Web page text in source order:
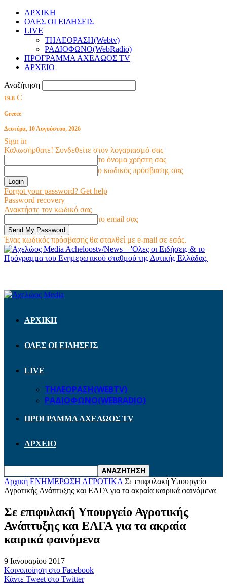
ΑΡΧΙΚΗ
ΟΛΕΣ ΟΙ ΕΙΔΗΣΕΙΣ
LIVE
ΤΗΛΕΟΡΑΣΗ(Webtv)
ΡΑΔΙΟΦΩΝΟ(WebRadio)
ΠΡΟΓΡΑΜΜΑ ΑΧΕΛΩΟΣ TV
ΑΡΧΕΙΟ
Αναζήτηση
19.8 C
Greece
Δευτέρα, 10 Αυγούστου, 2026
Sign in
Καλωσήρθατε! Συνδεθείτε στον λογαριασμό σας
το όνομα χρήστη σας
ο κωδικός πρόσβασης σας
Forgot your password? Get help
Password recovery
Ανακτήστε τον κωδικό σας
το email σας
Ένας κωδικός πρόσβασης θα σταλθεί με e-mail σε εσάς.
Acheloostv/News – 'Ολες οι Ειδήσεις & το
Πρόγραμμα του Ενημερωτικού σταθμού της Δυτικής Ελλάδας.
ΑΡΧΙΚΗ
ΟΛΕΣ ΟΙ ΕΙΔΗΣΕΙΣ
LIVE
ΤΗΛΕΟΡΑΣΗ(WEBTV)
ΡΑΔΙΟΦΩΝΟ(WEBRADIO)
ΠΡΟΓΡΑΜΜΑ ΑΧΕΛΩΟΣ TV
ΑΡΧΕΙΟ
Αρχική ΕΝΗΜΕΡΩΣΗ ΑΓΡΟΤΙΚΑ Σε επιφυλακή Υπουργείο
Αγροτικής Ανάπτυξης και ΕΛΓΑ για τα ακραία καιρικά φαινόμενα
Σε επιφυλακή Υπουργείο Αγροτικής
Ανάπτυξης και ΕΛΓΑ για τα ακραία
καιρικά φαινόμενα
9 Ιανουαρίου 2017
Κοινοποίηση στο Facebook
Κάντε Tweet στο Twitter